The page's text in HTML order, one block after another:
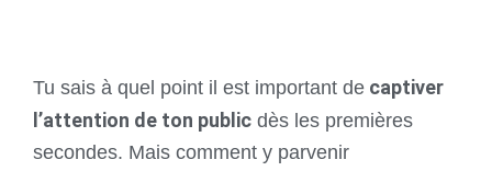
Tu sais à quel point il est important de captiver
l’attention de ton public dès les premières
secondes. Mais comment y parvenir